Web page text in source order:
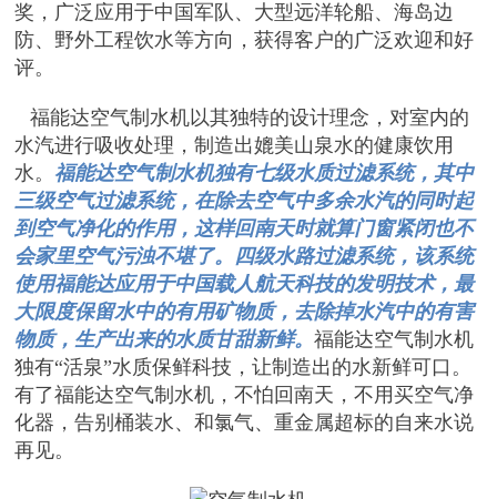
奖，广泛应用于中国军队、大型远洋轮船、海岛边
防、野外工程饮水等方向，获得客户的广泛欢迎和好
评。
福能达空气制水机以其独特的设计理念，对室内的
水汽进行吸收处理，制造出媲美山泉水的健康饮用
水。 福能达空气制水机独有七级水质过滤系统，其中
三级空气过滤系统，在除去空气中多余水汽的同时起
到空气净化的作用，这样回南天时就算门窗紧闭也不
会家里空气污浊不堪了。四级水路过滤系统，该系统
使用福能达应用于中国载人航天科技的发明技术，最
大限度保留水中的有用矿物质，去除掉水汽中的有害
物质，生产出来的水质甘甜新鲜。福能达空气制水机
独有“活泉”水质保鲜科技，让制造出的水新鲜可口。
有了福能达空气制水机，不怕回南天，不用买空气净
化器，告别桶装水、和氯气、重金属超标的自来水说
再见。